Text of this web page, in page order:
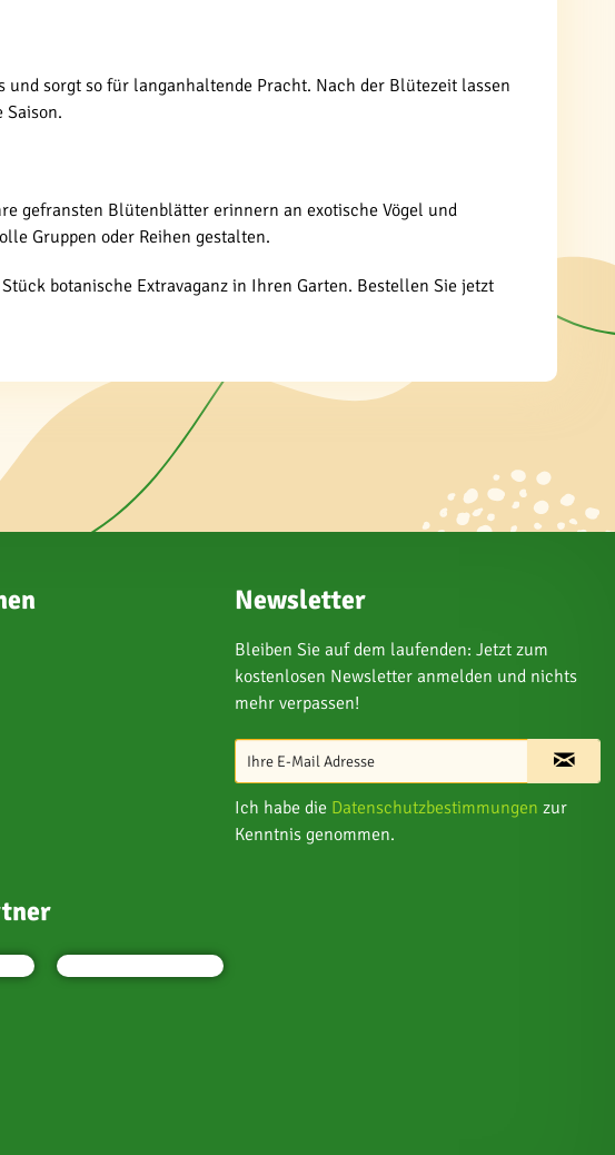
sorgt so für langanhaltende Pracht. Nach der Blütezeit lassen
Saison.
gefransten Blütenblätter erinnern an exotische Vögel und
Gruppen oder Reihen gestalten.
botanische Extravaganz in Ihren Garten. Bestellen Sie jetzt
Newsletter
Bleiben Sie auf dem laufenden: Jetzt zum
kostenlosen Newsletter anmelden und nichts
mehr verpassen!
Ich habe die Datenschutzbestimmungen zur
Kenntnis genommen.